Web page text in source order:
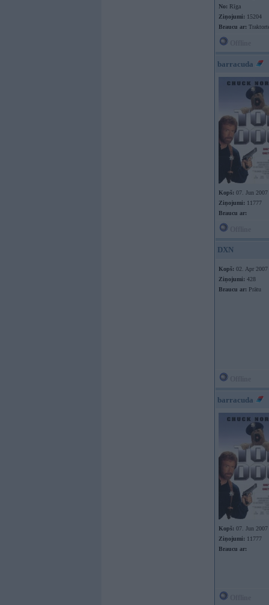
No: Rīga
Ziņojumi: 15204
Braucu ar:
barracuda
Kopš: 07. Jun 2007
Ziņojumi: 11777
Braucu ar:
DXN
Kopš: 02. Apr 2007
Ziņojumi: 428
Braucu ar: Prātu
barracuda
Kopš: 07. Jun 2007
Ziņojumi: 11777
Braucu ar: